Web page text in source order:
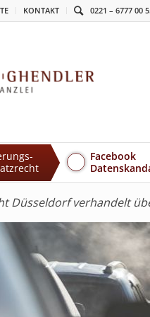
KONTAKT 0221 – 6777 00
Facebook
Düsseldorf verhandelt